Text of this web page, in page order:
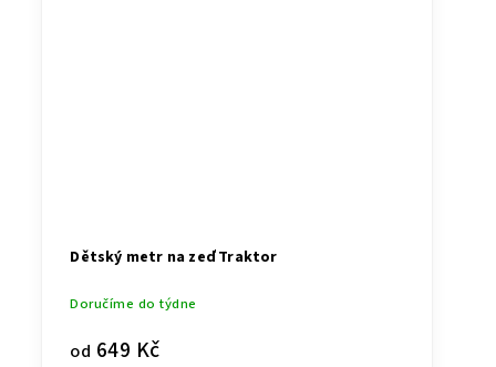
Dětský metr na zeď Traktor
Doručíme do týdne
od 649 Kč